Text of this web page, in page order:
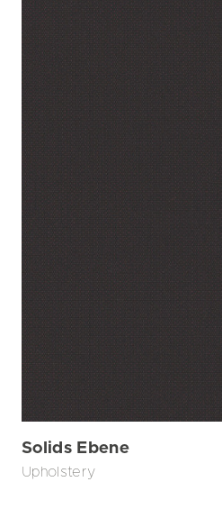
Solids Ebene
Upholstery